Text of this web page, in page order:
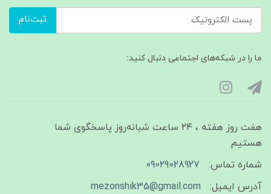
ثبت‌نام
ما را در شبکه‌های اجتماعی دنبال کنید:
هفت روز هفته ، ۲۴ ساعت شبانه‌روز پاسخگوی شما
هستیم
شماره تماس:
09029028927
آدرس ایمیل:
mezonshik35@gmail.com